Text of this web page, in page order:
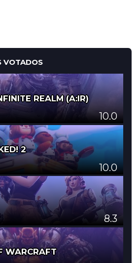
VOTADOS
REALM (A:IR)
10.0
2
10.0
8.3
WARCRAFT